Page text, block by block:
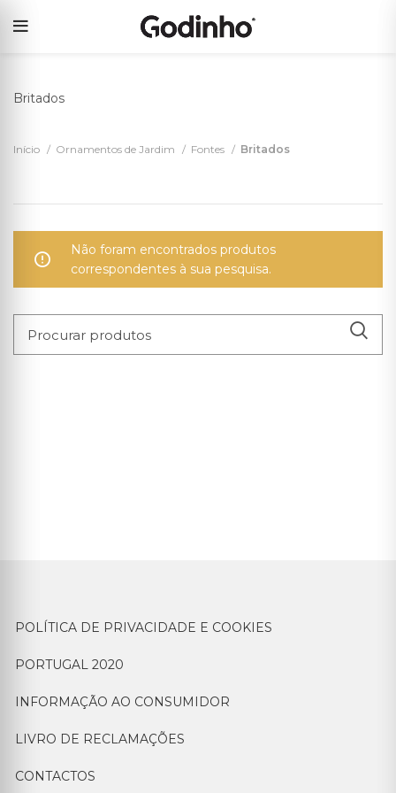
Britados
Início Ornamentos de Jardim Fontes Britados
Não foram encontrados produtos
correspondentes à sua pesquisa.
POLÍTICA DE PRIVACIDADE E COOKIES
PORTUGAL 2020
INFORMAÇÃO AO CONSUMIDOR
LIVRO DE RECLAMAÇÕES
CONTACTOS